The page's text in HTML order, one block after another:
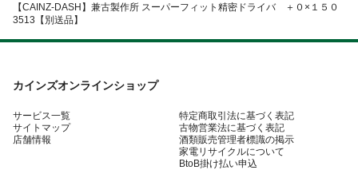
【CAINZ-DASH】兼古製作所 スーパーフィット精密ドライバ ＋０×１５０
3513【別送品】
カインズオンラインショップ
サービス一覧
サイトマップ
店舗情報
特定商取引法に基づく表記
古物営業法に基づく表記
酒類販売管理者標識の掲示
家電リサイクルについて
BtoB掛け払い申込